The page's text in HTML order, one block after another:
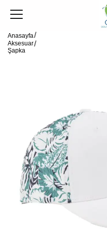
Anasayfa
Aksesuar
Şapka